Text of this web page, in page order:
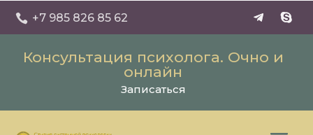
 +7 985 826 85 62
Консультация психолога. Очно и
онлайн
Записаться